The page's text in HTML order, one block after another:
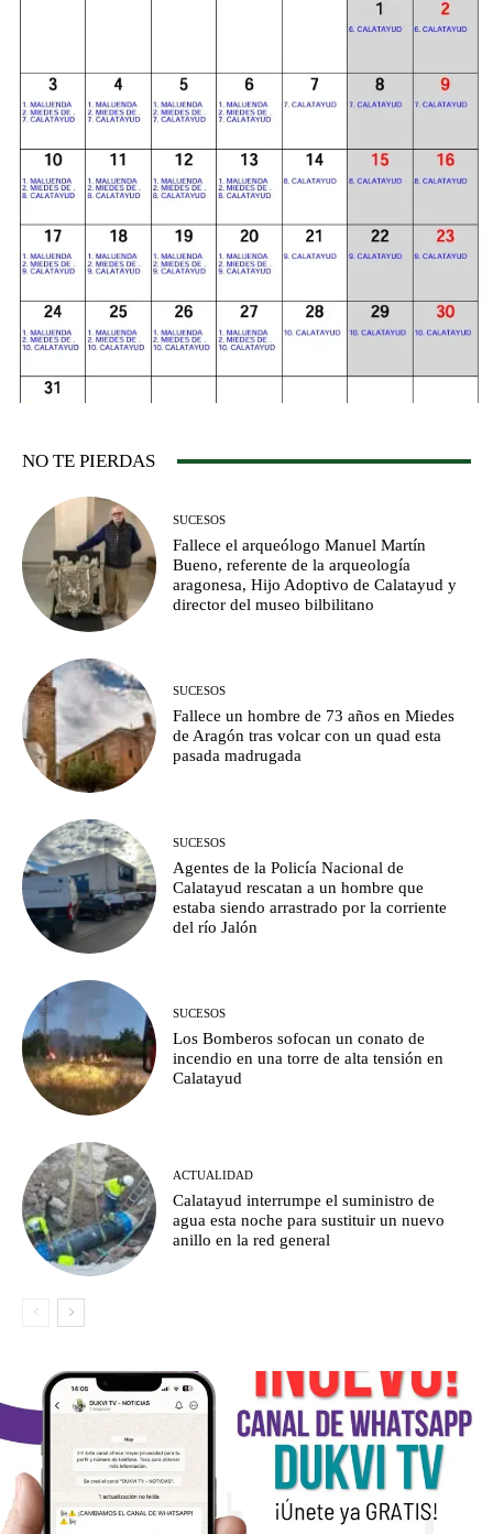
NO TE PIERDAS
SUCESOS
Fallece el arqueólogo Manuel Martín
Bueno, referente de la arqueología
aragonesa, Hijo Adoptivo de Calatayud y
director del museo bilbilitano
SUCESOS
Fallece un hombre de 73 años en Miedes
de Aragón tras volcar con un quad esta
pasada madrugada
SUCESOS
Agentes de la Policía Nacional de
Calatayud rescatan a un hombre que
estaba siendo arrastrado por la corriente
del río Jalón
SUCESOS
Los Bomberos sofocan un conato de
incendio en una torre de alta tensión en
Calatayud
ACTUALIDAD
Calatayud interrumpe el suministro de
agua esta noche para sustituir un nuevo
anillo en la red general